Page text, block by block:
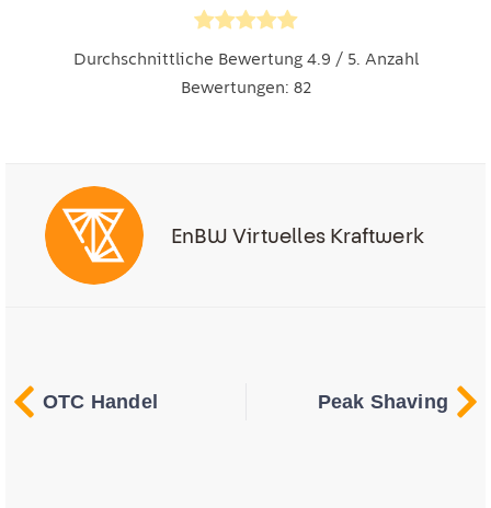
Durchschnittliche Bewertung 4.9 / 5. Anzahl
Bewertungen: 82
EnBW Virtuelles Kraftwerk
OTC Handel Peak Shaving